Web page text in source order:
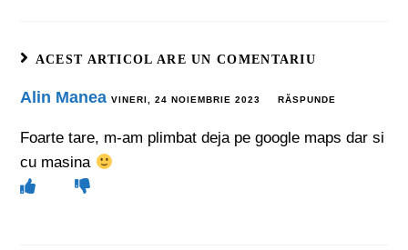
ACEST ARTICOL ARE UN COMENTARIU
Alin Manea VINERI, 24 NOIEMBRIE 2023 RĂSPUNDE
Foarte tare, m-am plimbat deja pe google maps dar si
cu masina